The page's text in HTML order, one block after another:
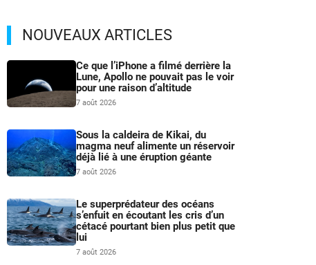
NOUVEAUX ARTICLES
Ce que l’iPhone a filmé derrière la
Lune, Apollo ne pouvait pas le voir
pour une raison d’altitude
7 août 2026
Sous la caldeira de Kikai, du
magma neuf alimente un réservoir
déjà lié à une éruption géante
7 août 2026
Le superprédateur des océans
s’enfuit en écoutant les cris d’un
cétacé pourtant bien plus petit que
lui
7 août 2026